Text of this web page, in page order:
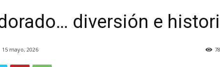
diversión e
15 mayo, 2026 78